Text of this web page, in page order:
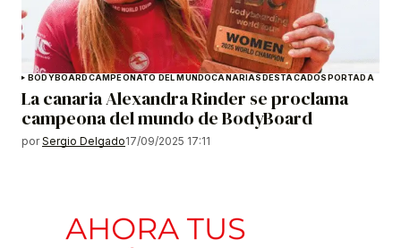
BODYBOARDCAMPEONATO DEL MUNDOCANARIASDESTACADOSPORTADA
La canaria Alexandra Rinder se proclama
campeona del mundo de BodyBoard
por Sergio Delgado17/09/2025 17:11